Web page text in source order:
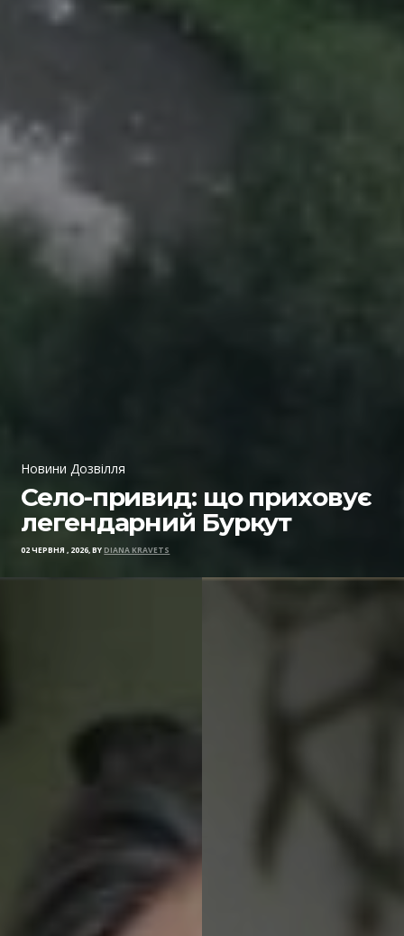
Новини Дозвілля
Село-привид: що приховує
легендарний Буркут
02 ЧЕРВНЯ , 2026, BYDIANA KRAVETS